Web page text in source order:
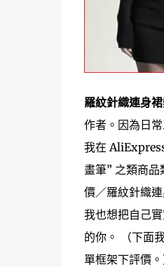
羅紋針織連身
作者。因為日
我在
畫筆” 之類商
價／羅紋針織
我也想把自己
的你。 （下面
單框架下評價。